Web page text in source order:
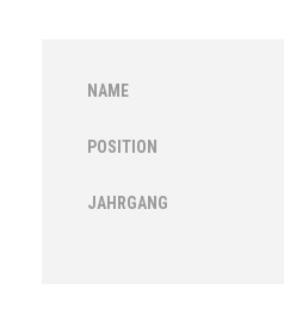
NAME
POSITION
JAHRGANG